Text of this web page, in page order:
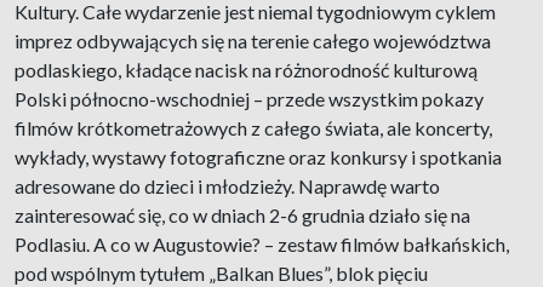
Kultury. Całe wydarzenie jest niemal tygodniowym cyklem
imprez odbywających się na terenie całego województwa
podlaskiego, kładące nacisk na różnorodność kulturową
Polski północno-wschodniej – przede wszystkim pokazy
filmów krótkometrażowych z całego świata, ale koncerty,
wykłady, wystawy fotograficzne oraz konkursy i spotkania
adresowane do dzieci i młodzieży. Naprawdę warto
zainteresować się, co w dniach 2-6 grudnia działo się na
Podlasiu. A co w Augustowie? – zestaw filmów bałkańskich,
pod wspólnym tytułem „Balkan Blues”, blok pięciu